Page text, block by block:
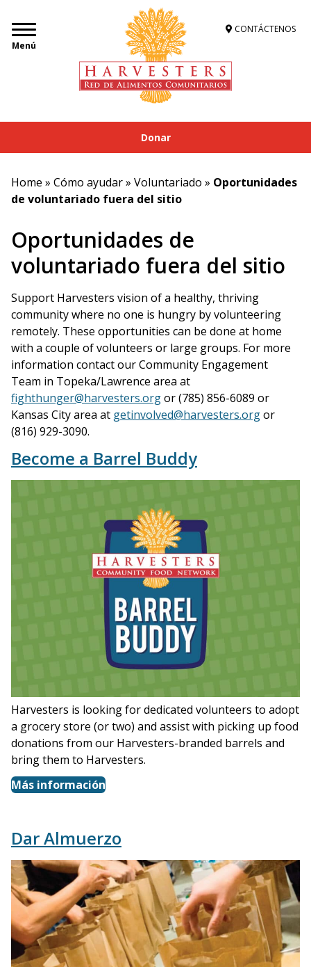
Menú
CONTÁCTENOS
Donar
Home » Cómo ayudar» Voluntariado » Oportunidades
de voluntariado fuera del sitio
Oportunidades de
voluntariado fuera del sitio
Support Harvesters vision of a healthy, thriving
community where no one is hungry by volunteering
remotely. These opportunities can be done at home
with a couple of volunteers or large groups. For more
information contact our Community Engagement
Team in Topeka/Lawrence area at
fighthunger@harvesters.orgor (785) 856-6089 or
Kansas City area at getinvolved@harvesters.orgor
(816) 929-3090.
Become a Barrel Buddy
Harvesters is looking for dedicated volunteers to adopt
a grocery store (or two) and assist with picking up food
donations from our Harvesters-branded barrels and
bring them to Harvesters.
Más información
Dar Almuerzo